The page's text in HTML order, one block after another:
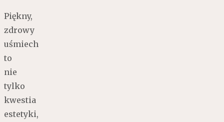
Piękny,
zdrowy
uśmiech
to
nie
tylko
kwestia
estetyki,